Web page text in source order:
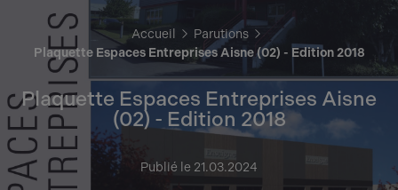
Accueil
Parutions
Plaquette Espaces Entreprises Aisne (02) - Edition 2018
Plaquette Espaces Entreprises Aisne
(02) - Edition 2018
Publié le 21.03.2024